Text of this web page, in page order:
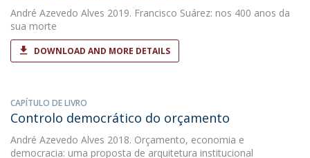
André Azevedo Alves 2019. Francisco Suárez: nos 400 anos da
sua morte
DOWNLOAD AND MORE DETAILS
CAPÍTULO DE LIVRO
Controlo democrático do orçamento
André Azevedo Alves 2018. Orçamento, economia e
democracia: uma proposta de arquitetura institucional